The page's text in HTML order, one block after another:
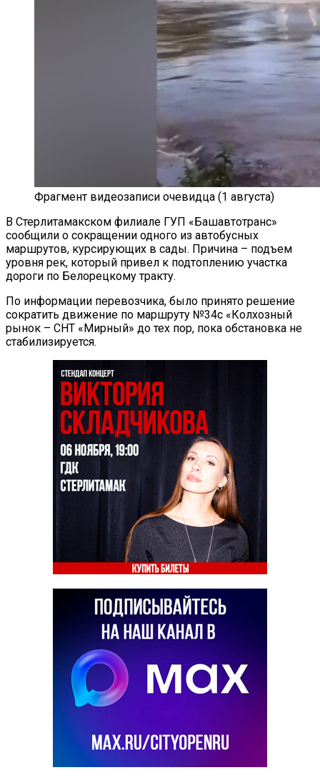
Фрагмент видеозаписи очевидца (1 августа)
В Стерлитамакском филиале ГУП «Башавтотранс»
сообщили о сокращении одного из автобусных
маршрутов, курсирующих в сады. Причина – подъем
уровня рек, который привел к подтоплению участка
дороги по Белорецкому тракту.
По информации перевозчика, было принято решение
сократить движение по маршруту №34с «Колхозный
рынок – СНТ «Мирный» до тех пор, пока обстановка не
стабилизируется.